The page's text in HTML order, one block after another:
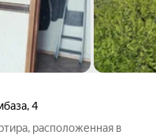
,4
расположенная в